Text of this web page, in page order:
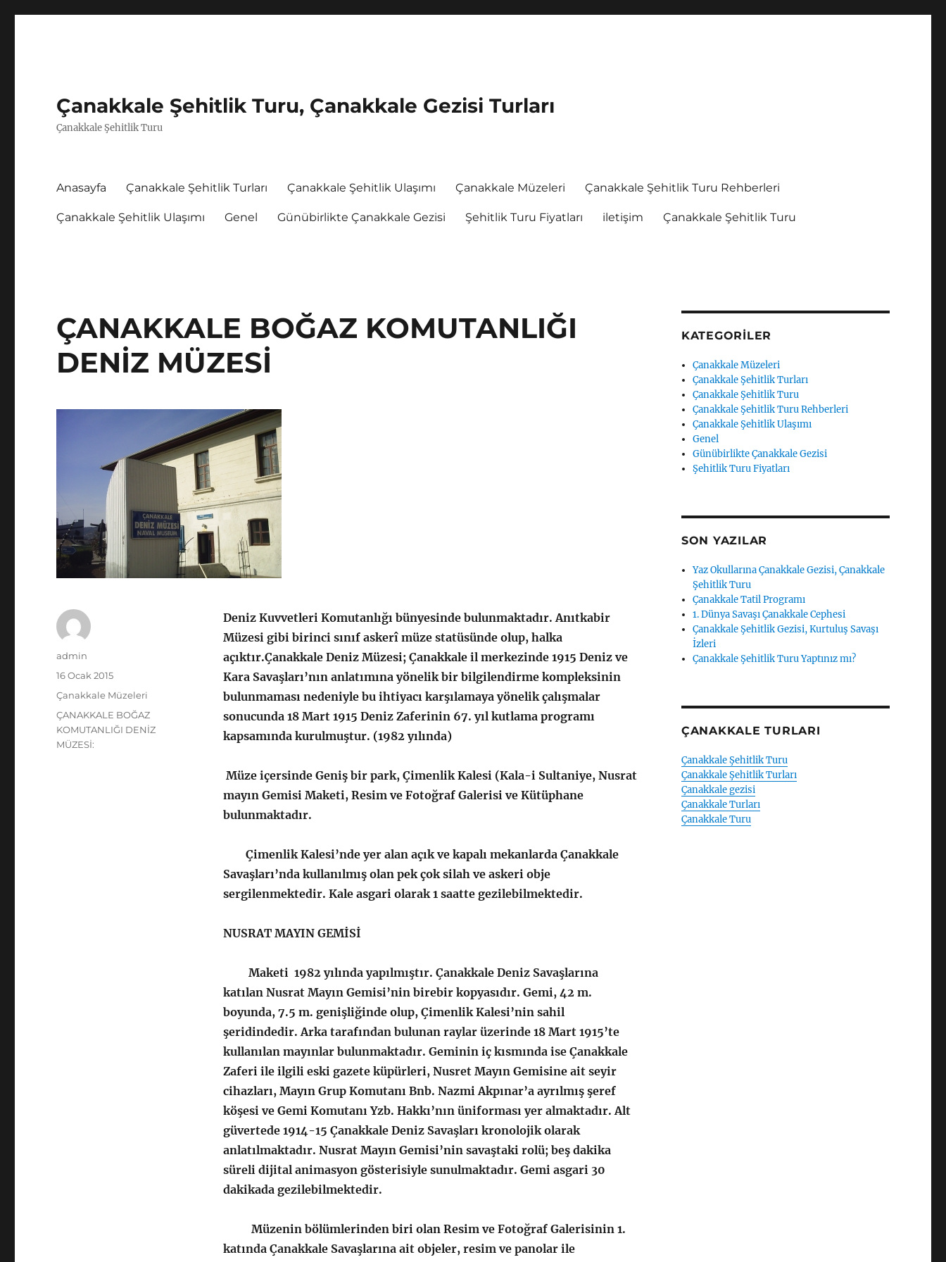
Çanakkale Şehitlik Turu, Çanakkale Gezisi Turları
Çanakkale Şehitlik Turu
Anasayfa Çanakkale Şehitlik Turları Çanakkale Şehitlik Ulaşımı Çanakkale Müzeleri Çanakkale Şehitlik Turu Rehberleri
Çanakkale Şehitlik Ulaşımı Genel Günübirlikte Çanakkale Gezisi Şehitlik Turu Fiyatları iletişim Çanakkale Şehitlik Turu
ÇANAKKALE BOĞAZ KOMUTANLIĞI
DENİZ MÜZESİ
Deniz Kuvvetleri Komutanlığı bünyesinde bulunmaktadır. Anıtkabir
Müzesi gibi birinci sınıf askerî müze statüsünde olup, halka
açıktır.Çanakkale Deniz Müzesi; Çanakkale il merkezinde 1915 Deniz ve
Kara Savaşları’nın anlatımına yönelik bir bilgilendirme kompleksinin
bulunmaması nedeniyle bu ihtiyacı karşılamaya yönelik çalışmalar
sonucunda 18 Mart 1915 Deniz Zaferinin 67. yıl kutlama programı
kapsamında kurulmuştur. (1982 yılında)
Müze içersinde Geniş bir park, Çimenlik Kalesi (Kala-i Sultaniye, Nusrat
mayın Gemisi Maketi, Resim ve Fotoğraf Galerisi ve Kütüphane
bulunmaktadır.
Çimenlik Kalesi’nde yer alan açık ve kapalı mekanlarda Çanakkale
Savaşları’nda kullanılmış olan pek çok silah ve askeri obje
sergilenmektedir. Kale asgari olarak 1 saatte gezilebilmektedir.
NUSRAT MAYIN GEMİSİ
Maketi 1982 yılında yapılmıştır. Çanakkale Deniz Savaşlarına
katılan Nusrat Mayın Gemisi’nin birebir kopyasıdır. Gemi, 42 m.
boyunda, 7.5 m. genişliğinde olup, Çimenlik Kalesi’nin sahil
şeridindedir. Arka tarafından bulunan raylar üzerinde 18 Mart 1915’te
kullanılan mayınlar bulunmaktadır. Geminin iç kısmında ise Çanakkale
Zaferi ile ilgili eski gazete küpürleri, Nusret Mayın Gemisine ait seyir
cihazları, Mayın Grup Komutanı Bnb. Nazmi Akpınar’a ayrılmış şeref
köşesi ve Gemi Komutanı Yzb. Hakkı’nın üniforması yer almaktadır. Alt
güvertede 1914-15 Çanakkale Deniz Savaşları kronolojik olarak
anlatılmaktadır. Nusrat Mayın Gemisi’nin savaştaki rolü; beş dakika
süreli dijital animasyon gösterisiyle sunulmaktadır. Gemi asgari 30
dakikada gezilebilmektedir.
Müzenin bölümlerinden biri olan Resim ve Fotoğraf Galerisinin 1.
katında Çanakkale Savaşlarına ait objeler, resim ve panolar ile
Yazar
admin
Yayın
16 Ocak 2015
Kategoriler
Çanakkale Müzeleri
Etiketler
ÇANAKKALE BOĞAZ
KOMUTANLIĞI DENİZ
MÜZESİ:
KATEGORILER
Çanakkale Müzeleri
Çanakkale Şehitlik Turları
Çanakkale Şehitlik Turu
Çanakkale Şehitlik Turu Rehberleri
Çanakkale Şehitlik Ulaşımı
Genel
Günübirlikte Çanakkale Gezisi
Şehitlik Turu Fiyatları
SON YAZILAR
Yaz Okullarına Çanakkale Gezisi, Çanakkale
Şehitlik Turu
Çanakkale Tatil Programı
1. Dünya Savaşı Çanakkale Cephesi
Çanakkale Şehitlik Gezisi, Kurtuluş Savaşı
İzleri
Çanakkale Şehitlik Turu Yaptınız mı?
ÇANAKKALE TURLARI
Çanakkale Şehitlik Turu
Çanakkale Şehitlik Turları
Çanakkale gezisi
Çanakkale Turları
Çanakkale Turu